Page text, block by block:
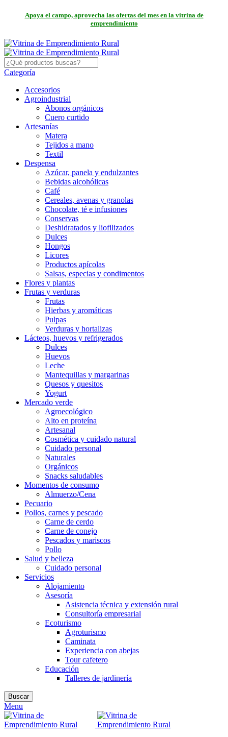
Apoya el campo, aprovecha las ofertas del mes en la vitrina de
emprendimiento
Categoría
Accesorios
Agroindustrial
Abonos orgánicos
Cuero curtido
Artesanías
Matera
Tejidos a mano
Textil
Despensa
Azúcar, panela y endulzantes
Bebidas alcohólicas
Café
Cereales, avenas y granolas
Chocolate, té e infusiones
Conservas
Deshidratados y liofilizados
Dulces
Hongos
Licores
Productos apícolas
Salsas, especias y condimentos
Flores y plantas
Frutas y verduras
Frutas
Hierbas y aromáticas
Pulpas
Verduras y hortalizas
Lácteos, huevos y refrigerados
Dulces
Huevos
Leche
Mantequillas y margarinas
Quesos y quesitos
Yogurt
Mercado verde
Agroecológico
Alto en proteína
Artesanal
Cosmética y cuidado natural
Cuidado personal
Naturales
Orgánicos
Snacks saludables
Momentos de consumo
Almuerzo/Cena
Pecuario
Pollos, carnes y pescado
Carne de cerdo
Carne de conejo
Pescados y mariscos
Pollo
Salud y belleza
Cuidado personal
Servicios
Alojamiento
Asesoría
Asistencia técnica y extensión rural
Consultoría empresarial
Ecoturismo
Agroturismo
Caminata
Experiencia con abejas
Tour cafetero
Educación
Talleres de jardinería
Buscar
Menu